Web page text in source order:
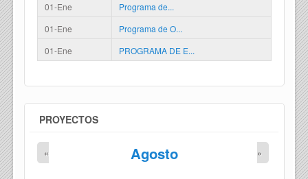
01-Ene
Programa de...
01-Ene
Programa de O...
01-Ene
PROGRAMA DE E...
PROYECTOS
Agosto
« »